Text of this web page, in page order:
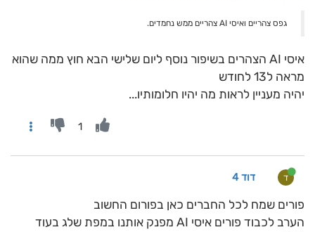
גפס צהריים ואיסי AI צהריים ממש נחמדים.
איסי AI הצהרים בשיפור נוסף ליום שלישי הבא חוץ ממה שהוא
מראה ל13 לחודש
יהיה מעניין לראות מה יהיו חלומותיו...
1
ד דוד 4
פורים שמח לכל החברים כאן בפורום החשוב
הערב לכבוד פורים איסי AI מפנק אותנו במפת שלג בעוד